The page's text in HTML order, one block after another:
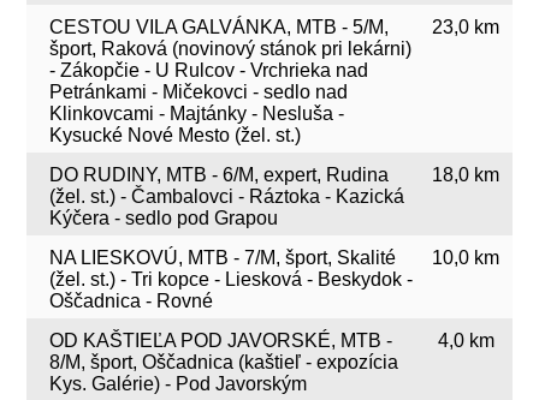
CESTOU VILA GALVÁNKA, MTB - 5/M,
šport, Raková (novinový stánok pri lekárni)
- Zákopčie - U Rulcov - Vrchrieka nad
Petránkami - Mičekovci - sedlo nad
Klinkovcami - Majtánky - Nesluša -
Kysucké Nové Mesto (žel. st.)
23,0 km
DO RUDINY, MTB - 6/M, expert, Rudina
(žel. st.) - Čambalovci - Ráztoka - Kazická
Kýčera - sedlo pod Grapou
18,0 km
NA LIESKOVÚ, MTB - 7/M, šport, Skalité
(žel. st.) - Tri kopce - Liesková - Beskydok -
Oščadnica - Rovné
10,0 km
OD KAŠTIEĽA POD JAVORSKÉ, MTB -
8/M, šport, Oščadnica (kaštieľ - expozícia
Kys. Galérie) - Pod Javorským
4,0 km